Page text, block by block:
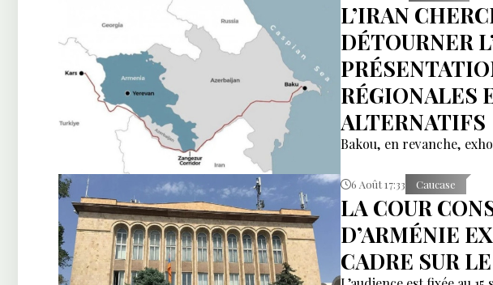
L’IRAN
DÉTOURNER
RÉGIONALES
ALTERNATIFS
Bakou, en revanche,
6 Août 17:33 Caucase
LA COUR
D’ARMÉNIE
CADRE SUR